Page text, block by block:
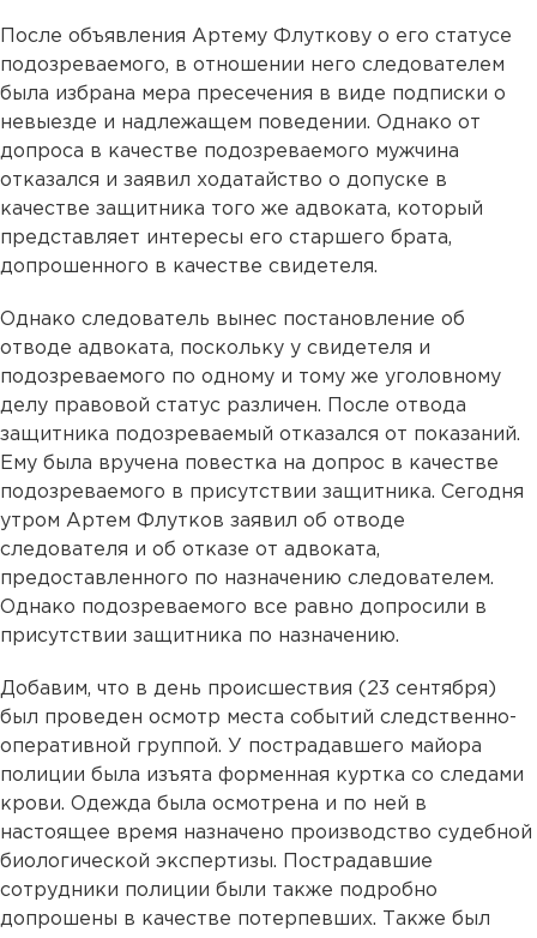
После объявления Артему Флуткову о его статусе
подозреваемого, в отношении него следователем
была избрана мера пресечения в виде подписки о
невыезде и надлежащем поведении. Однако от
допроса в качестве подозреваемого мужчина
отказался и заявил ходатайство о допуске в
качестве защитника того же адвоката, который
представляет интересы его старшего брата,
допрошенного в качестве свидетеля.
Однако следователь вынес постановление об
отводе адвоката, поскольку у свидетеля и
подозреваемого по одному и тому же уголовному
делу правовой статус различен. После отвода
защитника подозреваемый отказался от показаний.
Ему была вручена повестка на допрос в качестве
подозреваемого в присутствии защитника. Сегодня
утром Артем Флутков заявил об отводе
следователя и об отказе от адвоката,
предоставленного по назначению следователем.
Однако подозреваемого все равно допросили в
присутствии защитника по назначению.
Добавим, что в день происшествия (23 сентября)
был проведен осмотр места событий следственно-
оперативной группой. У пострадавшего майора
полиции была изъята форменная куртка со следами
крови. Одежда была осмотрена и по ней в
настоящее время назначено производство судебной
биологической экспертизы. Пострадавшие
сотрудники полиции были также подробно
допрошены в качестве потерпевших. Также был